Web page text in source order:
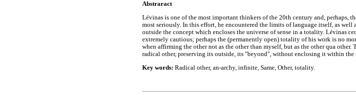
Abstraract
Lévinas is one of the most important thinkers of the 20th century and, perhaps,
most seriously. In this effort, he encountered the limits of language itself, as
outside the concept which encloses the universe of sense in a totality. Lévinas
extremely cautious; perhaps the (permanently open) totality of his work is no
when affirming the other not as the other than myself, but as the other qua
radical other, preserving its outside, its "beyond", without enclosing it within
Key words: Radical other, an-archy, infinite, Same, Other, totality.